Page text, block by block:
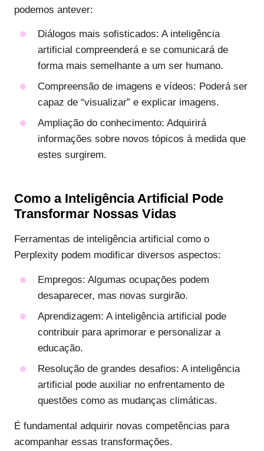
podemos antever:
Diálogos mais sofisticados: A inteligência
artificial compreenderá e se comunicará de
forma mais semelhante a um ser humano.
Compreensão de imagens e vídeos: Poderá ser
capaz de “visualizar” e explicar imagens.
Ampliação do conhecimento: Adquirirá
informações sobre novos tópicos à medida que
estes surgirem.
Como a Inteligência Artificial Pode
Transformar Nossas Vidas
Ferramentas de inteligência artificial como o
Perplexity podem modificar diversos aspectos:
Empregos: Algumas ocupações podem
desaparecer, mas novas surgirão.
Aprendizagem: A inteligência artificial pode
contribuir para aprimorar e personalizar a
educação.
Resolução de grandes desafios: A inteligência
artificial pode auxiliar no enfrentamento de
questões como as mudanças climáticas.
É fundamental adquirir novas competências para
acompanhar essas transformações.